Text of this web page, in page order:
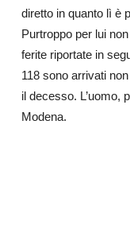
diretto in quanto lì è
Purtroppo per lui
ferite riportate in
118 sono arrivati
il decesso. L’uomo,
Modena.